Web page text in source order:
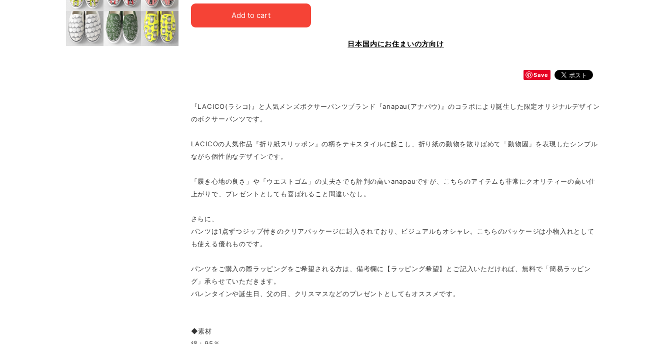
Add to cart
日本国内にお住まいの方向け
Save
『LACICO(ラシコ)』と人気メンズボクサーパンツブランド『anapau(アナパウ)』のコラボにより誕生した限定オリジナルデザイン
のボクサーパンツです。
LACICOの人気作品『折り紙スリッポン』の柄をテキスタイルに起こし、折り紙の動物を散りばめて「動物園」を表現したシンプル
ながら個性的なデザインです。
「履き心地の良さ」や「ウエストゴム」の丈夫さでも評判の高いanapauですが、こちらのアイテムも非常にクオリティーの高い仕
上がりで、プレゼントとしても喜ばれること間違いなし。
さらに、
パンツは1点ずつジップ付きのクリアパッケージに封入されており、ビジュアルもオシャレ。こちらのパッケージは小物入れとして
も使える優れものです。
パンツをご購入の際ラッピングをご希望される方は、備考欄に【ラッピング希望】とご記入いただければ、無料で「簡易ラッピン
グ」承らせていただきます。
バレンタインや誕生日、父の日、クリスマスなどのプレゼントとしてもオススメです。
◆素材